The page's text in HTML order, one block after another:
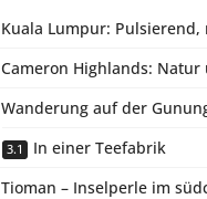
Kuala Lumpur:
Cameron Highlands:
Wanderung auf der
In einer Teefabrik
Tioman – Inselperle im